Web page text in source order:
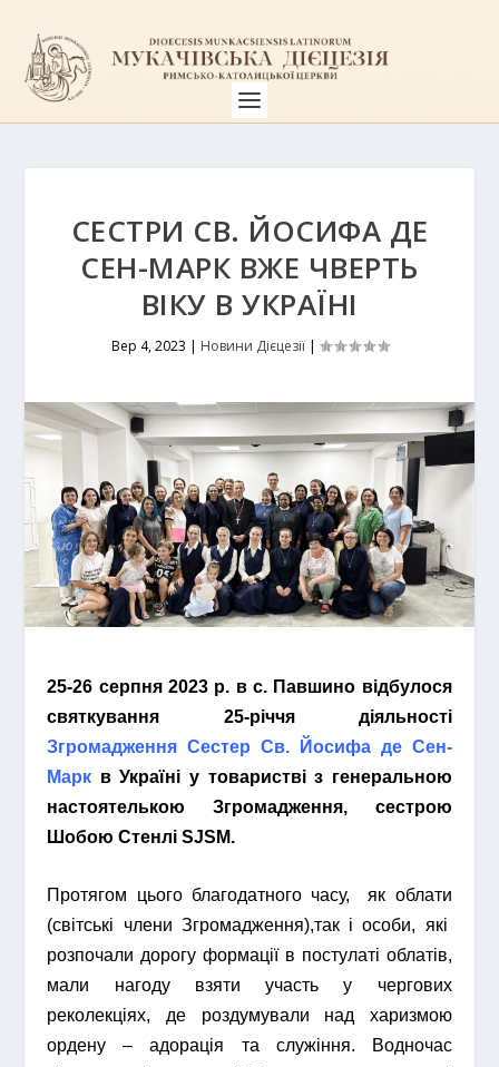
СЕСТРИ СВ. ЙОСИФА ДЕ
СЕН-МАРК ВЖЕ ЧВЕРТЬ
ВІКУ В УКРАЇНІ
Вер 4, 2023 | Новини Дієцезії|
25-26 серпня 2023 р. в с. Павшино відбулося
святкування 25-річчя діяльності
Згромадження Сестер Св. Йосифа де Сен-
Марк в Україні у товаристві з генеральною
настоятелькою Згромадження, сестрою
Шобою Стенлі SJSM.
Протягом цього благодатного часу, як облати
(світські члени Згромадження),так і особи, які
розпочали дорогу формації в постулаті облатів,
мали нагоду взяти участь у чергових
реколекціях, де роздумували над харизмою
ордену – адорація та служіння. Водночас